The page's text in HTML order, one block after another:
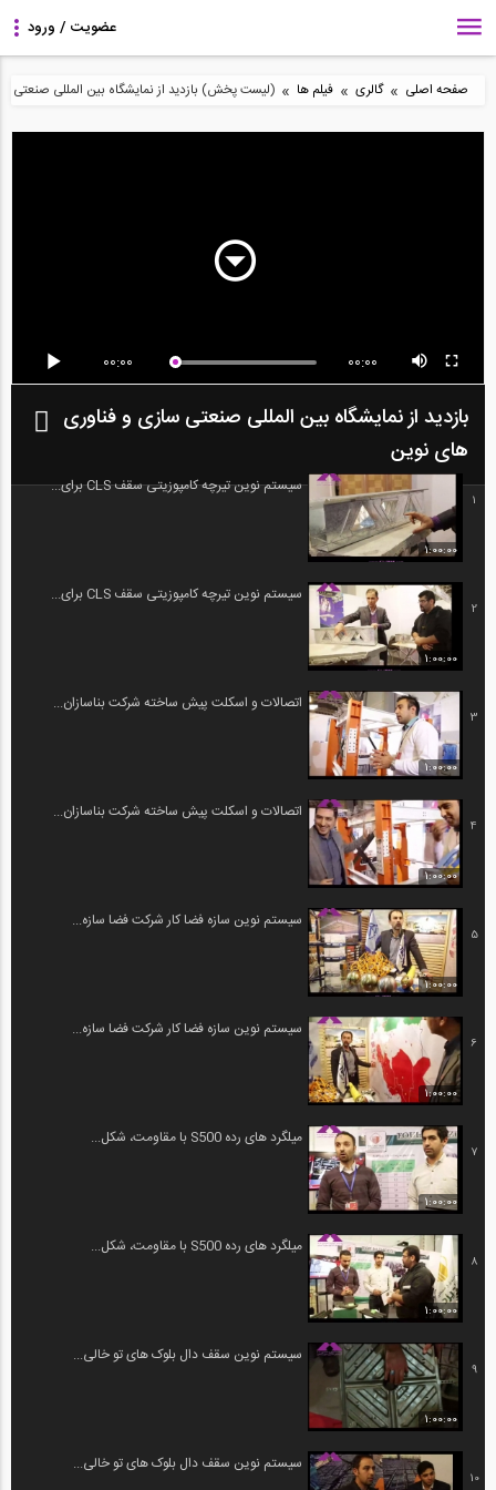
صفحه اصلی » گالری » فیلم ها » (لیست پخش) بازدید از نمایشگاه بین المللی صنعتی
00:00 00:00
بازدید از نمایشگاه بین المللی صنعتی سازی و فناوری
های نوین
1
1:00:00
سیستم نوین تیرچه کامپوزیتی سقف CLS برای...
2
1:00:00
سیستم نوین تیرچه کامپوزیتی سقف CLS برای...
3
1:00:00
اتصالات و اسکلت پیش ساخته شرکت بناسازان...
4
1:00:00
اتصالات و اسکلت پیش ساخته شرکت بناسازان...
5
1:00:00
سیستم نوین سازه فضا کار شرکت فضا سازه...
6
1:00:00
سیستم نوین سازه فضا کار شرکت فضا سازه...
7
1:00:00
میلگرد های رده S500 با مقاومت، شکل...
8
1:00:00
میلگرد های رده S500 با مقاومت، شکل...
9
1:00:00
سیستم نوین سقف دال بلوک های تو خالی...
10
سیستم نوین سقف دال بلوک های تو خالی...